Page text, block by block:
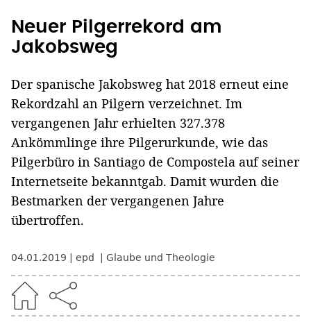
Neuer Pilgerrekord am
Jakobsweg
Der spanische Jakobsweg hat 2018 erneut eine
Rekordzahl an Pilgern verzeichnet. Im
vergangenen Jahr erhielten 327.378
Ankömmlinge ihre Pilgerurkunde, wie das
Pilgerbüro in Santiago de Compostela auf seiner
Internetseite bekanntgab. Damit wurden die
Bestmarken der vergangenen Jahre
übertroffen.
04.01.2019 epd Glaube und Theologie